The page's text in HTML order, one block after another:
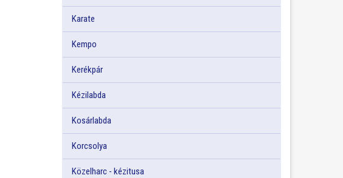
Karate
Kempo
Kerékpár
Kézilabda
Kosárlabda
Korcsolya
Közelharc - kézitusa